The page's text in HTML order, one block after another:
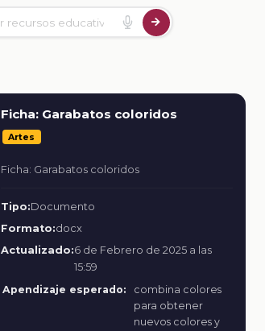
Ficha: Garabatos coloridos
Artes
Ficha: Garabatos coloridos
Tipo:Documento
Formato:docx
Actualizado:6 de Febrero de 2025 a las
15:59
Apendizaje esperado:
combina colores
para obtener
nuevos colores y